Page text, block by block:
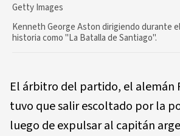
Getty Images
Kenneth George Aston dirigiendo durante
historia como "La Batalla de Santiago".
El árbitro del partido, el alemán
tuvo que salir escoltado por la
luego de expulsar al capitán